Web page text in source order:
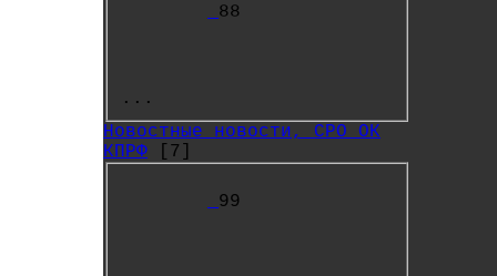
88
...
Новостные новости, СРО ОК
КПРФ
[7]
99